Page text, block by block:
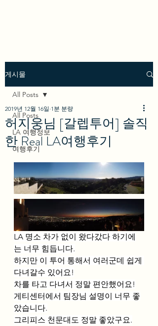
게시물
All Posts
LA 여행정보
여행후기
All Posts
허지웅님 [갈렙투어] 솔직
한 Real LA여행후기
2019년 12월 16일 1분 분량
LA 명소 차가 없이 왔다갔다 하기에
는 너무 힘듭니다.
하지만 이 투어 통해서 여러군데 쉽게
다녀갈수 있어요!
차를 타고 다녀서 정말 편안했어요!
게티센터에서 팀장님 설명이 너무 좋
았습니다.
그리피스 천문대도 정말 좋았구요.